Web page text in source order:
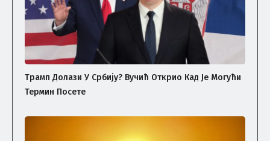
Трамп Долази У Србију? Вучић Открио Кад Је Могући
Термин Посете